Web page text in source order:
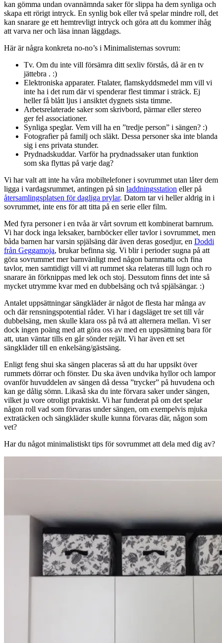
kan gömma undan ovannämnda saker för slippa ha dem synliga och
skapa ett rörigt intryck. En synlig bok eller två spelar mindre roll, det
kan snarare ge ett hemtrevligt intryck och göra att du kommer ihåg
att varva ner och läsa innan läggdags.
Här är några konkreta no-no’s i Minimalisternas sovrum:
Tv. Om du inte vill försämra ditt sexliv förstås, då är en tv
jättebra . :)
Elektroniska apparater. Ftalater, flamskyddsmedel mm vill vi
inte ha i det rum där vi spenderar flest timmar i sträck. Ej
heller få blått ljus i ansiktet dygnets sista timme.
Arbetsrelaterade saker som skrivbord, pärmar eller stereo
ger fel associationer.
Synliga speglar. Vem vill ha en ”tredje person” i sängen? :)
Fotografier på familj och släkt. Dessa personer ska inte blanda
sig i ens privata stunder.
Prydnadskuddar. Varför ha prydnadssaker utan funktion
som ska flyttas på varje dag?
Vi har valt att inte ha våra mobiltelefoner i sovrummet utan låter dem
ligga i vardagsrummet, antingen på sin laddningsstation eller på
återsamlingsplatsen för dagliga prylar. Datorn tar vi heller aldrig in i
sovrummet, inte ens för att titta på en serie eller film.
Med fyra personer i en tvåa är vårt sovrum ett kombinerat barnrum.
Vi har dock inga leksaker, barnböcker eller tavlor i sovrummet, men
båda barnen har varsin spjälsäng där även deras gosedjur, en Doddi
från Geggamoja, brukar befinna sig. Vi blir i perioder sugna på att
göra sovrummet mer barnvänligt med någon barnmatta och fina
tavlor, men samtidigt vill vi att rummet ska relateras till lugn och ro
snarare än förknippas med lek och stoj. Dessutom finns det inte så
mycket utrymme kvar med en dubbelsäng och två spjälsängar. :)
Antalet uppsättningar sängkläder är något de flesta har många av
och där rensningspotential råder. Vi har i dagsläget tre set till vår
dubbelsäng, men skulle klara oss på två att alternera mellan. Vi ser
dock ingen poäng med att göra oss av med en uppsättning bara för
att, utan väntar tills en går sönder rejält. Vi har även ett set
sängkläder till en enkelsäng/gästsäng.
Enligt feng shui ska sängen placeras så att du har uppsikt över
rummets dörrar och fönster. Du ska även undvika hyllor och lampor
ovanför huvuddelen av sängen då dessa ”trycker” på huvudena och
kan ge dålig sömn. Likaså ska du inte förvara saker under sängen,
vilket ju vore otroligt praktiskt. Vi har funderat på om det spelar
någon roll vad som förvaras under sängen, om exempelvis mjuka
extratäcken och sängkläder skulle kunna förvaras där, någon som
vet?
Har du något minimalistiskt tips för sovrummet att dela med dig av?